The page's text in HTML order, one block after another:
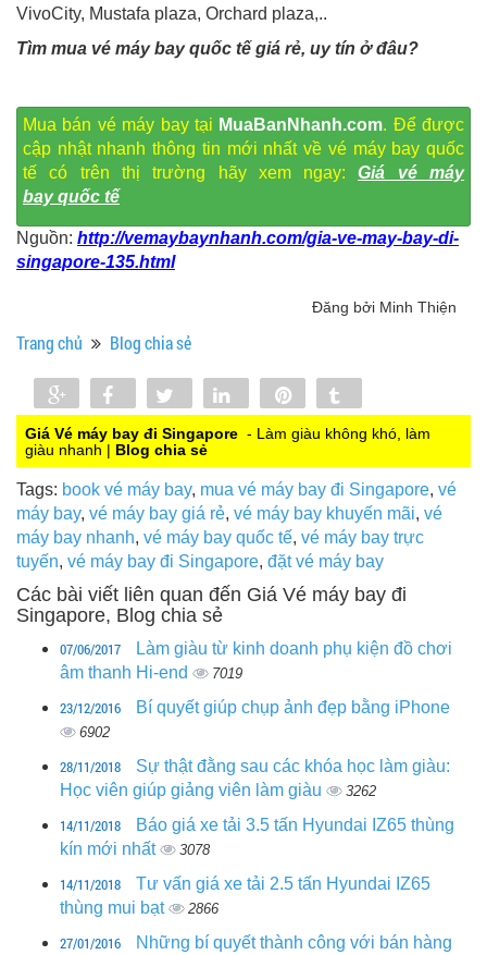
VivoCity, Mustafa plaza, Orchard plaza,..
Tìm mua vé máy bay quốc tế giá rẻ, uy tín ở đâu?
Mua bán vé máy bay tại MuaBanNhanh.com. Để được
cập nhật nhanh thông tin mới nhất về vé máy bay quốc
tế
có trên thị trường hãy xem ngay:Giá vé máy
bay quốc tế
Nguồn: http://vemaybaynhanh.com/gia-ve-may-bay-di-
singapore-135.html
Đăng bởi Minh Thiện
Trang chủ Blog chia sẻ
Share Share Tweet Share
0
Giá Vé máy bay đi Singapore - Làm giàu không khó, làm
giàu nhanh | Blog chia sẻ
Tags: book vé máy bay, mua vé máy bay đi Singapore, vé
máy bay, vé máy bay giá rẻ, vé máy bay khuyến mãi, vé
máy bay nhanh, vé máy bay quốc tế, vé máy bay trực
tuyến, vé máy bay đi Singapore, đặt vé máy bay
Các bài viết liên quan đến Giá Vé máy bay đi
Singapore, Blog chia sẻ
07/06/2017
Làm giàu từ kinh doanh phụ kiện đồ chơi
âm thanh Hi-end
7019
23/12/2016 Bí quyết giúp chụp ảnh đẹp bằng iPhone
6902
28/11/2018
Sự thật đằng sau các khóa học làm giàu:
Học viên giúp giảng viên làm giàu
3262
14/11/2018
Báo giá xe tải 3.5 tấn Hyundai IZ65 thùng
kín mới nhất
3078
14/11/2018
Tư vấn giá xe tải 2.5 tấn Hyundai IZ65
thùng mui bạt
2866
27/01/2016
Những bí quyết thành công với bán hàng